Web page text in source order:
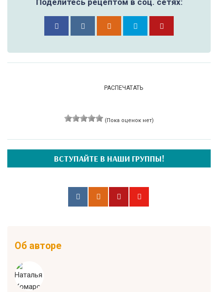
Поделитесь рецептом в соц. сетях:
РАСПЕЧАТАТЬ
(Пока оценок нет)
ВСТУПАЙТЕ В НАШИ ГРУППЫ!
Об авторе